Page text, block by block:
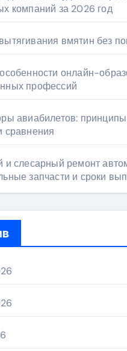
компаний за 2026 год
вмятин без
онлайн-
профессий
авиабилетов:
сравнения
и слесарный ремонт
запчасти и сроки